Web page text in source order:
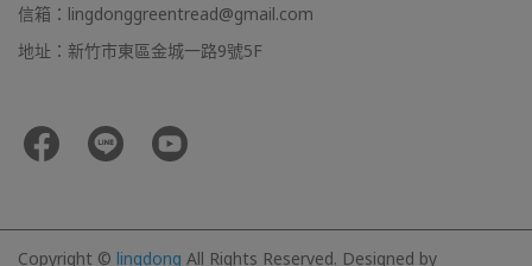
信箱：lingdonggreentread@gmail.com
地址：新竹市東區金城一路9號5F
Copyright © lingdong All Rights Reserved. Designed by